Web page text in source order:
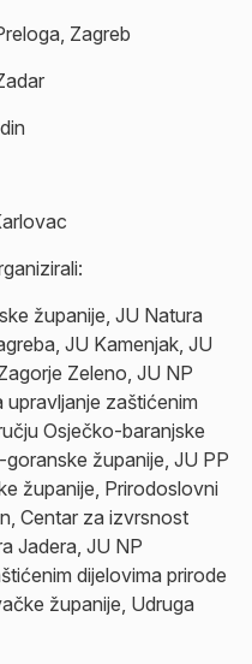
Zagreb
županije, JU Natura
JU Kamenjak, JU
Zeleno, JU NP
zaštićenim
Osječko-baranjske
županije, JU PP
županije, Prirodoslovni
Centar za izvrsnost
Jadera, JU NP
dijelovima prirode
županije, Udruga